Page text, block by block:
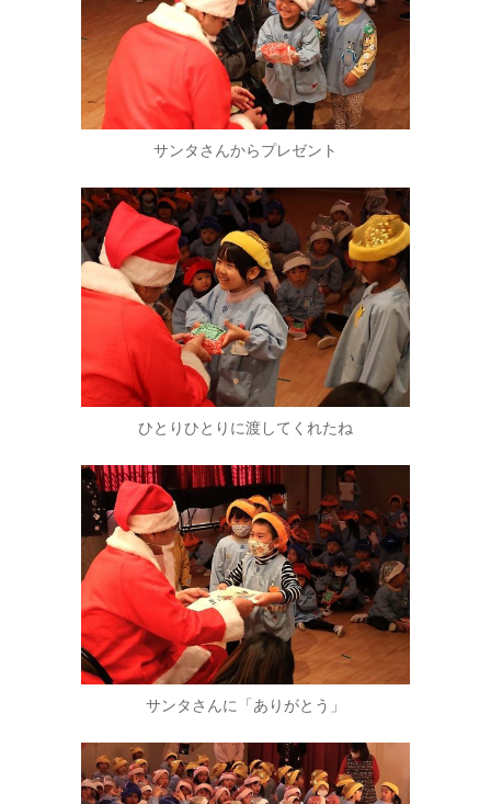
サンタさんからプレゼント
ひとりひとりに渡してくれたね
サンタさんに「ありがとう」